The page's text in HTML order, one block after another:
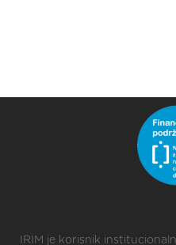
IRIM je korisnik